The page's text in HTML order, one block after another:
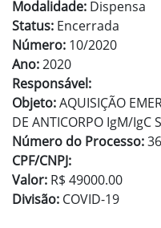
Modalidade: Dispensa
Status: Encerrada
Número: 10/2020
Ano:2020
Responsável:
Objeto:AQUISIÇÃO
DE ANTICORPO IgM/IgC
Número do Processo:
CPF/CNPJ:
Valor: R$ 49000.00
Divisão: COVID-19